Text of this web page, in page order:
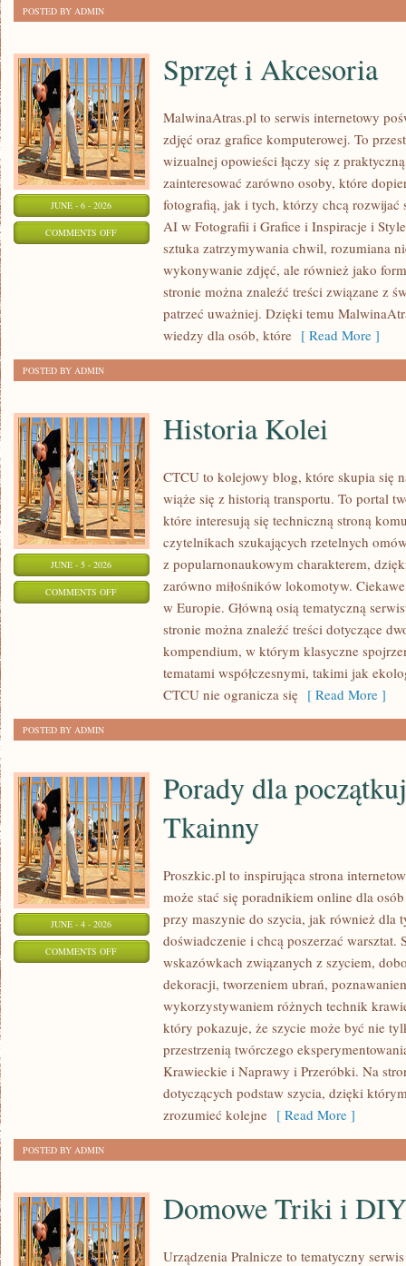
POSTED BY ADMIN
JUNE - 6 - 2026
COMMENTS OFFON
AKCESORIA
Sprzęt i Akcesoria
MalwinaAtras.pl to serwis internetowy
zdjęć oraz grafice komputerowej. To
wizualnej opowieści łączy się z
zainteresować zarówno osoby, które
fotografią, jak i tych, którzy chcą rozwijać
AI w Fotografii i Grafice i Inspiracje i
sztuka zatrzymywania chwil, rozumiana
wykonywanie zdjęć, ale również jako
stronie można znaleźć treści związane z
patrzeć uważniej. Dzięki temu
wiedzy dla osób, które [ Read More ]
POSTED BY ADMIN
JUNE - 5 - 2026
COMMENTS OFFON
Historia Kolei
CTCU to kolejowy blog, które skupia się
wiąże się z historią transportu. To portal
które interesują się techniczną stroną
czytelnikach szukających rzetelnych
z popularnonaukowym charakterem,
zarówno miłośników lokomotyw.
w Europie. Główną osią tematyczną
stronie można znaleźć treści dotyczące
kompendium, w którym klasyczne
tematami współczesnymi, takimi jak
CTCU nie ogranicza się [ Read More ]
POSTED BY ADMIN
JUNE - 4 - 2026
COMMENTS OFFON
POCZĄTKUJĄCYCH
Porady dla
Tkainny
Proszkic.pl to inspirująca strona
może stać się poradnikiem online dla
przy maszynie do szycia, jak również dla
doświadczenie i chcą poszerzać warsztat.
wskazówkach związanych z szyciem,
dekoracji, tworzeniem ubrań,
wykorzystywaniem różnych technik
który pokazuje, że szycie może być nie
przestrzenią twórczego
Krawieckie i Naprawy i Przeróbki. Na
dotyczących podstaw szycia, dzięki
zrozumieć kolejne [ Read More ]
POSTED BY ADMIN
Domowe Triki i DIY
Urządzenia Pralnicze to tematyczny